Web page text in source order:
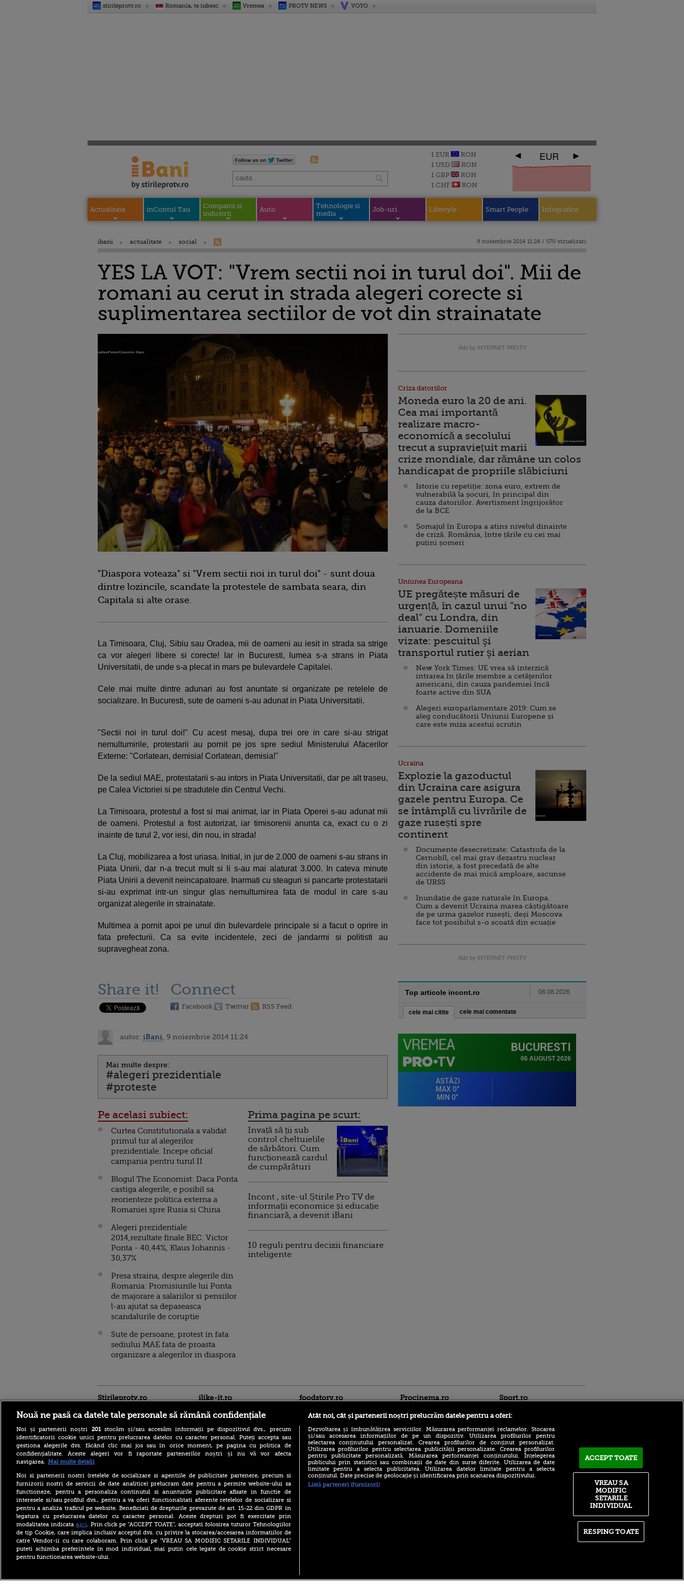
stirileprotv.ro Romania, te iubesc Vremea PROTV NEWS VOYO
1 EUR
RON
1 USD
RON
1 GBP
RON
1 CHF
RON
EUR
Actualitate inContul Tau
Companii si
industrii
Auto
Tehnologie si
media
Job-uri Lifestyle Smart People Infografice
ibani actualitate social 9 noiembrie 2014 11:24 / 570 vizualizari
YES LA VOT: "Vrem sectii noi in turul doi". Mii de
romani au cerut in strada alegeri corecte si
suplimentarea sectiilor de vot din strainatate
"Diaspora voteaza" si "Vrem sectii noi in turul doi" - sunt doua
dintre lozincile, scandate la protestele de sambata seara, din
Capitala si alte orase.
La Timisoara, Cluj, Sibiu sau Oradea, mii de oameni au iesit in strada sa strige
ca vor alegeri libere si corecte! Iar in Bucuresti, lumea s-a strans in Piata
Universitatii, de unde s-a plecat in mars pe bulevardele Capitalei.
Cele mai multe dintre adunari au fost anuntate si organizate pe retelele de
socializare. In Bucuresti, sute de oameni s-au adunat in Piata Universitatii.
"Sectii noi in turul doi!" Cu acest mesaj, dupa trei ore in care si-au strigat
nemultumirile, protestarii au pornit pe jos spre sediul Ministerului Afacerilor
Externe: "Corlatean, demisia! Corlatean, demisia!"
De la sediul MAE, protestatarii s-au intors in Piata Universitatii, dar pe alt traseu,
pe Calea Victoriei si pe stradutele din Centrul Vechi.
La Timisoara, protestul a fost si mai animat, iar in Piata Operei s-au adunat mii
de oameni. Protestul a fost autorizat, iar timisorenii anunta ca, exact cu o zi
inainte de turul 2, vor iesi, din nou, in strada!
La Cluj, mobilizarea a fost uriasa. Initial, in jur de 2.000 de oameni s-au strans in
Piata Unirii, dar n-a trecut mult si li s-au mai alaturat 3.000. In cateva minute
Piata Unirii a devenit neincapatoare. Inarmati cu steaguri si pancarte protestatarii
si-au exprimat intr-un singur glas nemultumirea fata de modul in care s-au
organizat alegerile in strainatate.
Multimea a pornit apoi pe unul din bulevardele principale si a facut o oprire in
fata prefecturii. Ca sa evite incidentele, zeci de jandarmi si politisti au
supravegheat zona.
Share it! Connect
Facebook Twitter RSS Feed
autor: iBani , 9 noiembrie 2014 11:24
Mai multe despre:
#alegeri prezidentiale
#proteste
Pe acelasi subiect:
Curtea Constitutionala a validat
primul tur al alegerilor
prezidentiale. Incepe oficial
campania pentru turul II
Blogul The Economist: Daca Ponta
castiga alegerile, e posibil sa
reorienteze politica externa a
Romaniei spre Rusia si China
Alegeri prezidentiale
2014,rezultate finale BEC: Victor
Ponta - 40,44%, Klaus Iohannis -
30,37%
Presa straina, despre alegerile din
Romania: Promisiunile lui Ponta
de majorare a salariilor si pensiilor
l-au ajutat sa depaseasca
scandalurile de coruptie
Sute de persoane, protest in fata
sediului MAE fata de proasta
organizare a alegerilor in diaspora
Prima pagina pe scurt:
Invață să ții sub
control cheltuielile
de sărbători. Cum
funcționează cardul
de cumpărături
Incont , site-ul Știrile Pro TV de
informații economice și educație
financiară, a devenit iBani
10 reguli pentru decizii financiare
inteligente
Ads by INTERNET PROTV
Criza datoriilor
Moneda euro la 20 de ani.
Cea mai importantă
realizare macro-
economică a secolului
trecut a supraviețuit marii
crize mondiale, dar rămâne un colos
handicapat de propriile slăbiciuni
Istorie cu repetiție: zona euro, extrem de
vulnerabilă la șocuri, în principal din
cauza datoriilor. Avertisment îngrijorător
de la BCE
Șomajul în Europa a atins nivelul dinainte
de criză. România, între țările cu cei mai
puțini șomeri
Uniunea Europeana
UE pregătește măsuri de
urgență, în cazul unui ”no
deal” cu Londra, din
ianuarie. Domeniile
vizate: pescuitul şi
transportul rutier şi aerian
New York Times: UE vrea să interzică
intrarea în țările membre a cetăţenilor
americani, din cauza pandemiei încă
foarte active din SUA
Alegeri europarlamentare 2019: Cum se
aleg conducătorii Uniunii Europene și
care este miza acestui scrutin
Ucraina
Explozie la gazoductul
din Ucraina care asigura
gazele pentru Europa. Ce
se întâmplă cu livrările de
gaze rusești spre
continent
Documente desecretizate: Catastrofa de la
Cernobîl, cel mai grav dezastru nuclear
din istorie, a fost precedată de alte
accidente de mai mică amploare, ascunse
de URSS
Inundație de gaze naturale în Europa.
Cum a devenit Ucraina marea câștigătoare
de pe urma gazelor rusești, deși Moscova
face tot posibilul s-o scoată din ecuație
Ads by INTERNET PROTV
Top articole incont.ro 06.08.2026
cele mai citite cele mai comentate
Stirileprotv.ro
agonizează la peste 40 de
grade Celsius. În Slovacia,
debitul Dunării are cel mai
Vremea severă a lovit după
caniculă și secetă. Doi
bărbați au fost loviți de
trăsnet în timp ce se
răcoreau în Mureș
Crater uriaș pe un bulevard
din București. Carosabilul s-
ilike-it.ro foodstory.ro
(P) Descoperă Lumea
Evenimentelor din România
cu Transilvania Events!
Procinema.ro
Emoții intense pentru
Sport.ro
ACUM: KuPS - Universitatea
Ardelenii primesc gol încă
Nouă ne pasă ca datele tale personale să rămână confidențiale
Noi și partenerii noștri 201stocăm și/sau accesăm informații pe dispozitivul dvs., precum
identificatorii cookie unici pentru prelucrarea datelor cu caracter personal. Puteți accepta sau
gestiona alegerile dvs. făcând clic mai jos sau în orice moment, pe pagina cu politica de
confidențialitate. Aceste alegeri vor fi raportate partenerilor noștri și nu vă vor afecta
navigarea. Mai multe detalii
Noi si partenerii nostri (retelele de socializare si agentiile de publicitate partenere, precum si
furnizorii nostri de servicii de date analitice) prelucram date pentru a permite website-ului sa
functioneze, pentru a personaliza continutul si anunturile publicitare afisate in functie de
interesele si/sau profilul dvs., pentru a va oferi functionalitati aferente retelelor de socializare si
pentru a analiza traficul pe website. Beneficiati de drepturile prevazute de art. 15-22 din GDPR in
legatura cu prelucrarea datelor cu caracter personal. Aceste drepturi pot fi exercitate prin
modalitatea indicata aici. Prin click pe “ACCEPT TOATE”, acceptati folosirea tuturor Tehnologiilor
de tip Cookie, care implica inclusiv acceptul dvs. cu privire la stocarea/accesarea informatiilor de
catre Vendor-ii cu care colaboram. Prin click pe “VREAU SA MODIFIC SETARILE INDIVIDUAL”
puteti schimba preferintele in mod individual, mai putin cele legate de cookie strict necesare
pentru functionarea website-ului.
Atât noi, cât și partenerii noștri prelucrăm datele pentru a oferi:
Dezvoltarea și îmbunătățirea serviciilor. Măsurarea performanței reclamelor. Stocarea
și/sau accesarea informațiilor de pe un dispozitiv. Utilizarea profilurilor pentru
selectarea conținutului personalizat. Crearea profilurilor de conținut personalizat.
Utilizarea profilurilor pentru selectarea publicității personalizate. Crearea profilurilor
pentru publicitate personalizată. Măsurarea performanței conținutului. Înțelegerea
publicului prin statistici sau combinații de date din surse diferite. Utilizarea de date
limitate pentru a selecta publicitatea. Utilizarea datelor limitate pentru a selecta
conținutul. Date precise de geolocație și identificarea prin scanarea dispozitivului.
Listă parteneri (furnizori)
ACCEPT TOATE
RESPING TOATE
VREAU SA
MODIFIC
SETARILE
INDIVIDUAL